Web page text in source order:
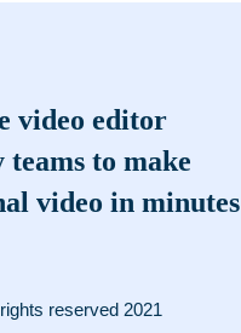
video editor
teams to make
video in minutes
reserved 2021